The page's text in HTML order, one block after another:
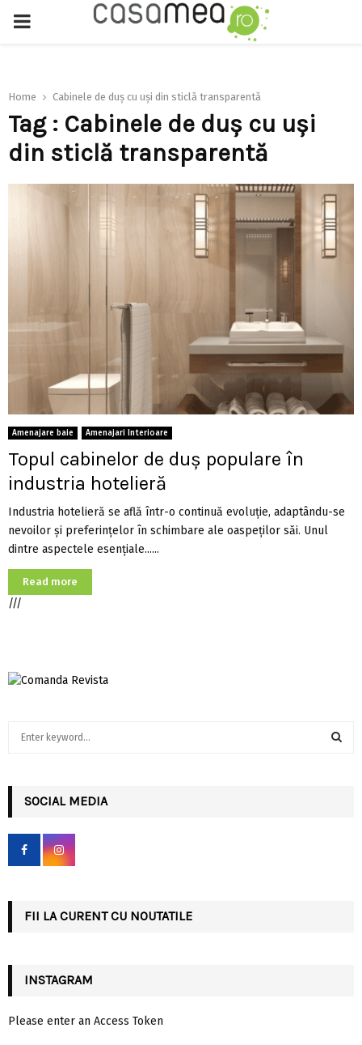
PRIMARY
Home Cabinele de duș cu uși din sticlă transparentă
Tag : Cabinele de duș cu uși
din sticlă transparentă
Amenajare baie Amenajari Interioare
Topul cabinelor de duș populare în
industria hotelieră
Industria hotelieră se află într-o continuă evoluție, adaptându-se
nevoilor și preferințelor în schimbare ale oaspeților săi. Unul
dintre aspectele esențiale......
Read more
///
h
f
r
SOCIAL MEDIA
FII LA CURENT CU NOUTATILE
INSTAGRAM
Please enter an Access Token